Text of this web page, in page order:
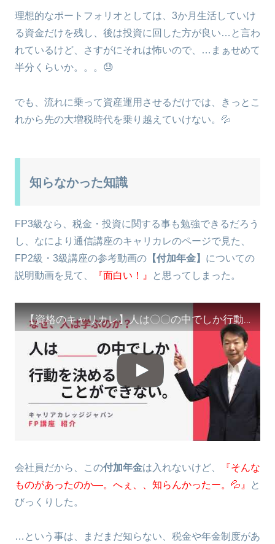
理想的なポートフォリオとしては、3か月生活していけ
る資金だけを残し、後は投資に回した方が良い…と言わ
れているけど、さすがにそれは怖いので、…まぁせめて
半分くらいか。。。😓
でも、流れに乗って資産運用させるだけでは、きっとこ
れから先の大増税時代を乗り越えていけない。💦
知らなかった知識
FP3級なら、税金・投資に関する事も勉強できるだろう
し、なにより通信講座のキャリカレのページで見た、
FP2級・3級講座の参考動画の 【付加年金】 についての
説明動画を見て、
『面白い！』 と思ってしまった。
【資格のキャリカレ】人は〇〇の中でしか行動を決めることができない。 | 監修講師 常山慶三先生によるFP講座紹介
会社員だから、この付加年金は入れないけど、
『そんな
ものがあったのか―。へぇ、、知らんかったー。💦』
と
びっくりした。
…という事は、まだまだ知らない、税金や年金制度があ